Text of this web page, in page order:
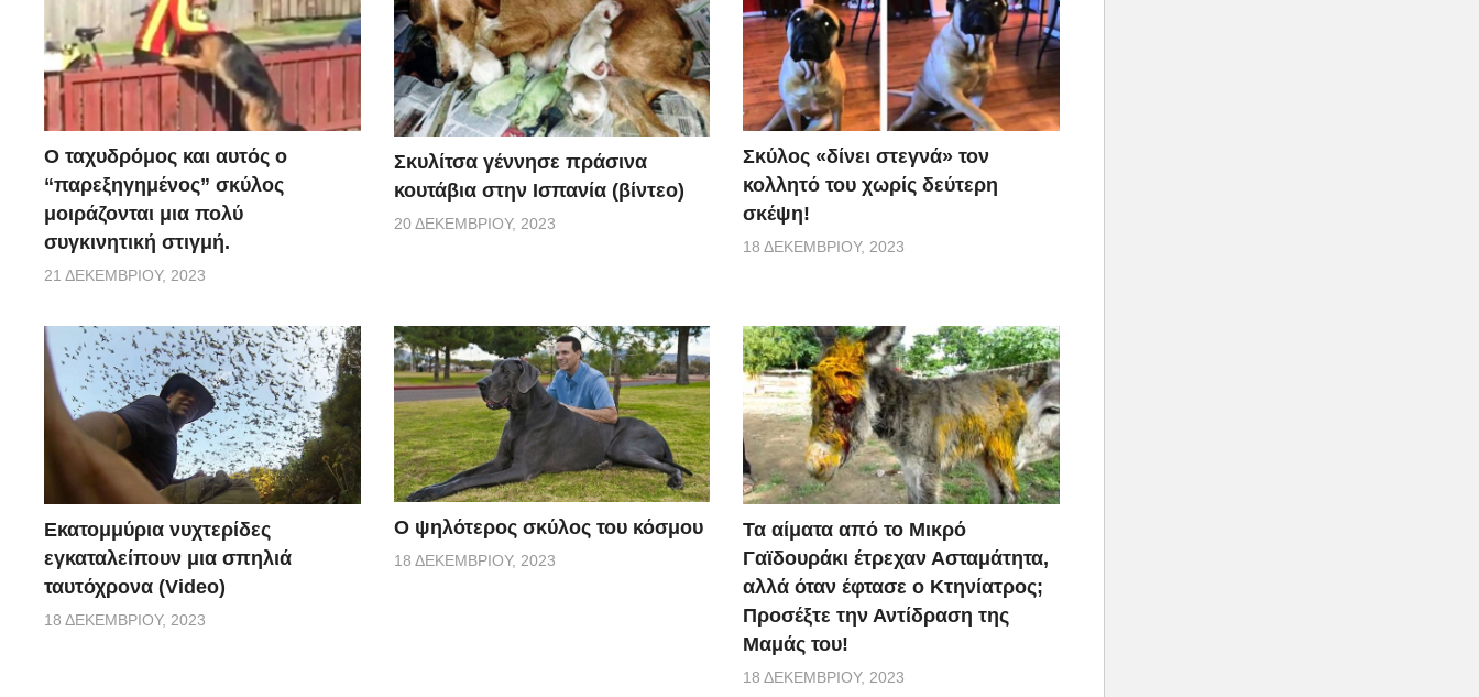
Ο ταχυδρόμος και αυτός ο
“παρεξηγημένος” σκύλος
μοιράζονται μια πολύ
συγκινητική στιγμή.
21 ΔΕΚΕΜΒΡΊΟΥ, 2023
Σκυλίτσα γέννησε πράσινα
κουτάβια στην Ισπανία (βίντεο)
20 ΔΕΚΕΜΒΡΊΟΥ, 2023
Σκύλος «δίνει στεγνά» τον
κολλητό του χωρίς δεύτερη
σκέψη!
18 ΔΕΚΕΜΒΡΊΟΥ, 2023
Εκατομμύρια νυχτερίδες
εγκαταλείπουν μια σπηλιά
ταυτόχρονα (Video)
18 ΔΕΚΕΜΒΡΊΟΥ, 2023
Ο ψηλότερος σκύλος του κόσμου
18 ΔΕΚΕΜΒΡΊΟΥ, 2023
Τα αίματα από το Μικρό
Γαϊδουράκι έτρεχαν Ασταμάτητα,
αλλά όταν έφτασε ο Κτηνίατρος;
Προσέξτε την Αντίδραση της
Μαμάς του!
18 ΔΕΚΕΜΒΡΊΟΥ, 2023